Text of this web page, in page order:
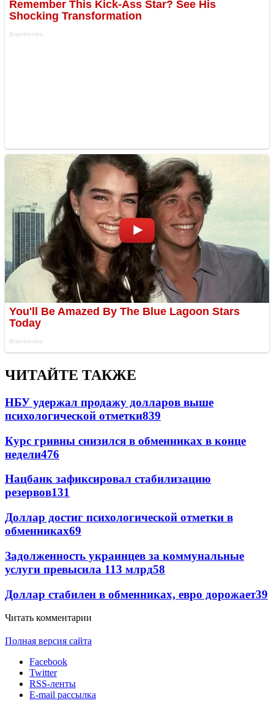
ЧИТАЙТЕ ТАКЖЕ
НБУ удержал продажу долларов выше
психологической отметки839
Курс гривны снизился в обменниках в конце
недели476
Нацбанк зафиксировал стабилизацию
резервов131
Доллар достиг психологической отметки в
обменниках69
Задолженность украинцев за коммунальные
услуги превысила 113 млрд58
Доллар стабилен в обменниках, евро дорожает39
Читать комментарии
Полная версия сайта
Facebook
Twitter
RSS-ленты
E-mail рассылка